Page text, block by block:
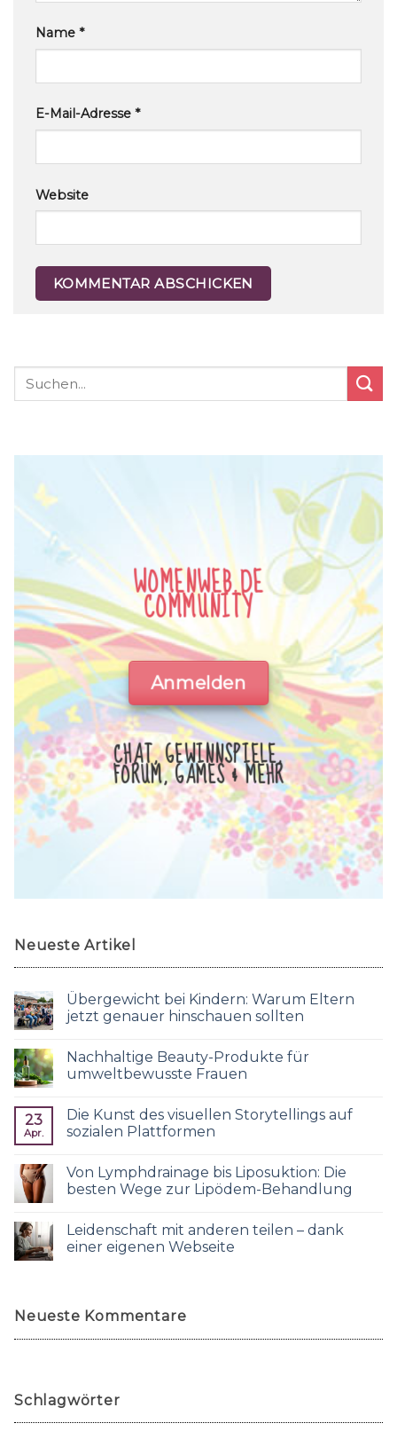
Name *
E-Mail-Adresse *
Website
WOMENWEB.DE
COMMUNITY
Anmelden
CHAT, GEWINNSPIELE,
FORUM, GAMES & MEHR
Neueste Artikel
Übergewicht bei Kindern: Warum Eltern
jetzt genauer hinschauen sollten
Nachhaltige Beauty-Produkte für
umweltbewusste Frauen
23
Apr.
Die Kunst des visuellen Storytellings auf
sozialen Plattformen
Von Lymphdrainage bis Liposuktion: Die
besten Wege zur Lipödem-Behandlung
Leidenschaft mit anderen teilen – dank
einer eigenen Webseite
Neueste Kommentare
Schlagwörter